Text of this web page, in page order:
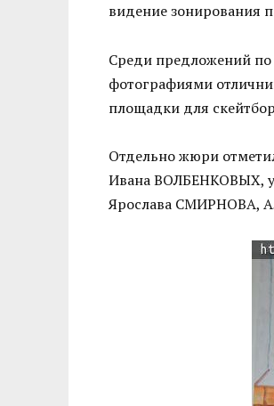
видение зонирования
Среди предложений по
фотографиями
площадки для
Отдельно жюри
Ивана ВОЛБЕНКОВЫХ,
Ярослава СМИРНОВА,